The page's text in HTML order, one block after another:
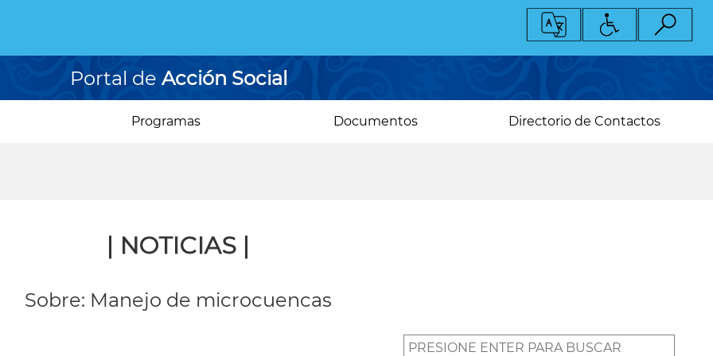
Portal de Acción Social
Programas Documentos Directorio de Contactos
| NOTICIAS |
Sobre: Manejo de microcuencas